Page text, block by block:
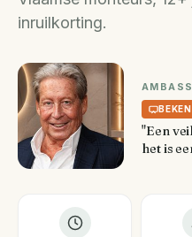
inruilkorting.
"Een
het is